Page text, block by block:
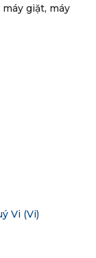
giặt, máy
Vi (Vi)